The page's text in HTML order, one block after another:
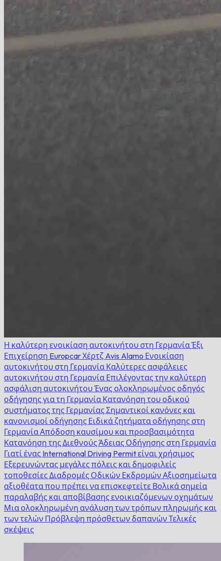
Η καλύτερη ενοικίαση αυτοκινήτου στη Γερμανία Έξι
Επιχείρηση EuropcarΧέρτζ Avis Alamo Ενοικίαση
αυτοκινήτου στη Γερμανία Καλύτερες ασφάλειες
αυτοκινήτου στη Γερμανία Επιλέγοντας την καλύτερη
ασφάλιση αυτοκινήτου Ένας ολοκληρωμένος οδηγός
οδήγησης για τη Γερμανία Κατανόηση του οδικού
συστήματος της ΓερμανίαςΣημαντικοί κανόνες και
κανονισμοί οδήγησης Ειδικά ζητήματα οδήγησης στη
Γερμανία Απόδοση καυσίμου και προσβασιμότητα
Κατανόηση της Διεθνούς Άδειας Οδήγησης στη Γερμανία
Γιατί ένας International Driving Permit είναι χρήσιμος
Εξερευνώντας μεγάλες πόλεις και δημοφιλείς
τοποθεσίεςΔιαδρομές Οδικών Εκδρομών Αξιοσημείωτα
αξιοθέατα που πρέπει να επισκεφτείτε Βολικά σημεία
παραλαβής και αποβίβασης ενοικιαζόμενων οχημάτων
Μια ολοκληρωμένη ανάλυση των τρόπων πληρωμής και
των τελών Πρόβλεψη πρόσθετων δαπανών Τελικές
σκέψεις